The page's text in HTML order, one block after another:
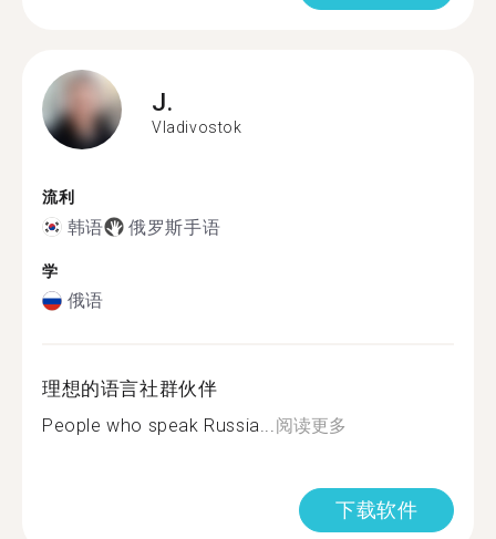
J.
Vladivostok
流利
韩语 俄罗斯手语
学
俄语
理想的语言社群伙伴
People who speak Russia...阅读更多
下载软件